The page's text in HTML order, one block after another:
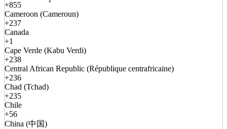
+855
Cameroon (Cameroun)
+237
Canada
+1
Cape Verde (Kabu Verdi)
+238
Central African Republic (République centrafricaine)
+236
Chad (Tchad)
+235
Chile
+56
China (中国)